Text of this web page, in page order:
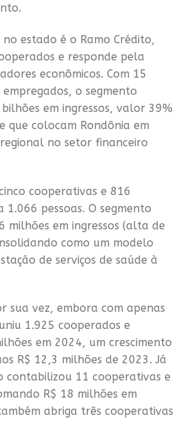
estado é o Ramo Crédito,
e responde pela
econômicos. Com 15
o segmento
em ingressos, valor 39%
que colocam Rondônia em
no setor financeiro
cooperativas e 816
1.066 pessoas. O segmento
milhões em ingressos (alta de
como um modelo
de serviços de saúde à
sua vez, embora com apenas
1.925 cooperados e
em 2024, um crescimento
R$ 12,3 milhões de 2023. Já
contabilizou 11 cooperativas e
R$ 18 milhões em
abriga três cooperativas